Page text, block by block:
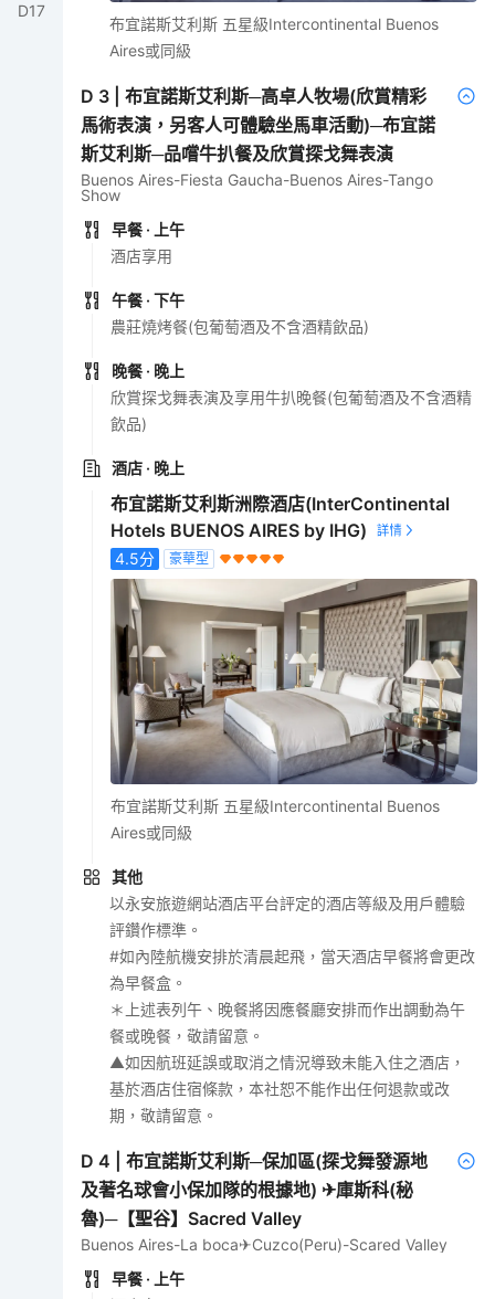
D17
布宜諾斯艾利斯 五星級Intercontinental Buenos
Aires或同級
D 3 |布宜諾斯艾利斯─高卓人牧場(欣賞精彩
馬術表演，另客人可體驗坐馬車活動)─布宜諾
斯艾利斯─品嚐牛扒餐及欣賞探戈舞表演
Buenos Aires-Fiesta Gaucha-Buenos Aires-Tango
Show
早餐 · 上午
酒店享用
午餐 · 下午
農莊燒烤餐(包葡萄酒及不含酒精飲品)
晚餐 · 晚上
欣賞探戈舞表演及享用牛扒晚餐(包葡萄酒及不含酒精
飲品)
酒店 · 晚上
布宜諾斯艾利斯洲際酒店(InterContinental
Hotels BUENOS AIRES by IHG)
4.5分 豪華型
布宜諾斯艾利斯 五星級Intercontinental Buenos
Aires或同級
其他
以永安旅遊網站酒店平台評定的酒店等級及用戶體驗
評鑽作標準。
#如內陸航機安排於清晨起飛，當天酒店早餐將會更改
為早餐盒。
＊上述表列午、晚餐將因應餐廳安排而作出調動為午
餐或晚餐，敬請留意。
▲如因航班延誤或取消之情況導致未能入住之酒店，
基於酒店住宿條款，本社恕不能作出任何退款或改
期，敬請留意。
D4 |布宜諾斯艾利斯─保加區(探戈舞發源地
及著名球會小保加隊的根據地) ✈庫斯科(秘
魯)─【聖谷】Sacred Valley
Buenos Aires-La boca✈Cuzco(Peru)-Scared Valley
早餐 · 上午